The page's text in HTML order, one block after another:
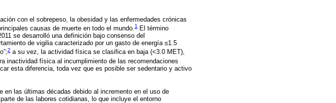
con el sobrepeso, la obesidad y las enfermedades crónicas
causas de muerte en todo el mundo.1
El término
se desarrolló una definición bajo consenso del
de vigilia caracterizado por un gasto de energía ≤1.5
2 a su vez, la actividad física se clasifica en baja (<3.0 MET),
inactividad física al incumplimiento de las recomendaciones
esta diferencia, toda vez que es posible ser sedentario y activo
en las últimas décadas debido al incremento en el uso de
de las labores cotidianas, lo que incluye el entorno